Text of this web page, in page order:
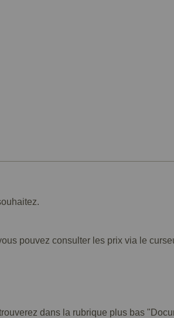
pouvez consulter les prix via le
dans la rubrique plus bas